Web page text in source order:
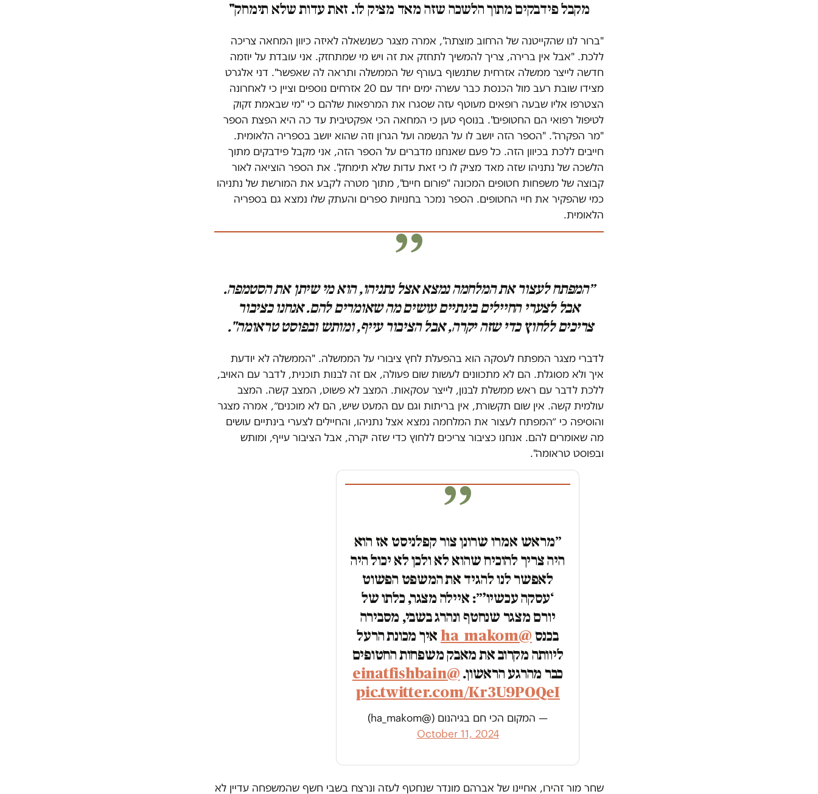
מקבל פידבקים מתוך הלשכה שזה מאד מציק לו. זאת עדות שלא תימחק"
"ברור לנו שהקייטנה של הרחוב מוצתה", אמרה מצגר כשנשאלה לאיזה כיוון המחאה צריכה
ללכת. "אבל אין ברירה, צריך להמשיך לתחזק את זה ויש מי שמתחזק. אני עובדת על יוזמה
חדשה לייצר ממשלה אזרחית שתנשוף בעורף של הממשלה ותראה לה שאפשר". דני אלגרט
מצידו שובת רעב מול הכנסת כבר עשרה ימים יחד עם 20 אזרחים נוספים וציין כי לאחרונה
הצטרפו אליו שבעה רופאים מעוטף עזה שסגרו את המרפאות שלהם כי "מי שבאמת זקוק
לטיפול רפואי הם החטופים". בנוסף טען כי המחאה הכי אפקטיבית עד כה היא הפצת הספר
"מר הפקרה". "הספר הזה יושב לו על הנשמה ועל הגרון וזה שהוא יושב בספריה הלאומית.
חייבים ללכת בכיוון הזה. כל פעם שאנחנו מדברים על הספר הזה, אני מקבל פידבקים מתוך
הלשכה של נתניהו שזה מאד מציק לו כי זאת עדות שלא תימחק". את הספר הוציאה לאור
קבוצה של משפחות חטופים המכונה "פורום חיים", מתוך מטרה לקבע את המורשת של נתניהו
כמי שהפקיר את חיי החטופים. הספר נמכר בחנויות ספרים והעתק שלו נמצא גם בספריה
הלאומית.
״המפתח לעצור את המלחמה נמצא אצל נתניהו, הוא מי שיתן את הסטמפה.
אבל לצערי החיילים בינתיים עושים מה שאומרים להם. אנחנו כציבור
צריכים ללחוץ כדי שזה יקרה, אבל הציבור עייף, ומותש ובפוסט טראומה".
לדברי מצגר המפתח לעסקה הוא בהפעלת לחץ ציבורי על הממשלה. "הממשלה לא יודעת
איך ולא מסוגלת. הם לא מתכוונים לעשות שום פעולה, אם זה לבנות תוכנית, לדבר עם האויב,
ללכת לדבר עם ראש ממשלת לבנון, לייצר עסקאות. המצב לא פשוט, המצב קשה. המצב
עולמית קשה. אין שום תקשורת, אין בריתות וגם עם המעט שיש, הם לא מוכנים״, אמרה מצגר
והוסיפה כי ״המפתח לעצור את המלחמה נמצא אצל נתניהו, והחיילים לצערי בינתיים עושים
מה שאומרים להם. אנחנו כציבור צריכים ללחוץ כדי שזה יקרה, אבל הציבור עייף, ומותש
ובפוסט טראומה".
״מראש אמרו שרונן צור קפלניסט אז הוא
היה צריך להוכיח שהוא לא ולכן לא יכול היה
לאפשר לנו להגיד את המשפט הפשוט
‘עסקה עכשיו׳״: איילה מצגר, כלתו של
יורם מצגר שנחטף ונהרג בשבי, מסבירה
בכנס @ha_makom
איך מכונת הרעל
ליוותה מקרוב את מאבק משפחות החטופים
כבר מהרגע הראשון. @einatfishbain
pic.twitter.com/Kr3U9POQeI
— המקום הכי חם בגיהנום (@ha_makom)
October 11, 2024
שחר מור זהירו, אחיינו של אברהם מונדר שנחטף לעזה ונרצח בשבי חשף שהמשפחה עדיין לא